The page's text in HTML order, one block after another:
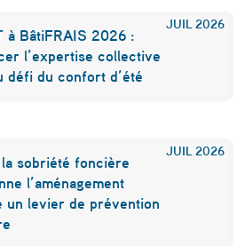
JUIL 2026
à BâtiFRAIS 2026 :
l’expertise collective
défi du confort d’été
JUIL 2026
la sobriété foncière
l’aménagement
un levier de prévention